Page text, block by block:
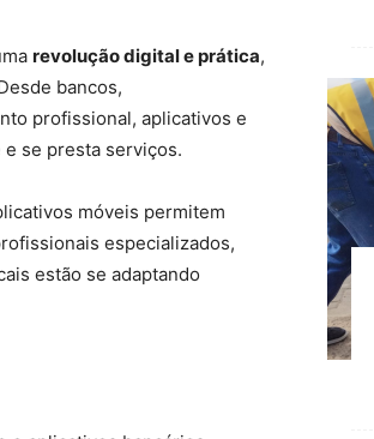
revolução digital e prática,
bancos,
profissional, aplicativos e
se presta serviços.
móveis permitem
especializados,
estão se adaptando